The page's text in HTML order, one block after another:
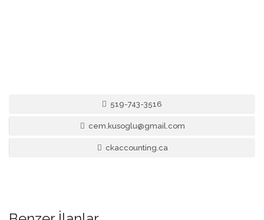
519-743-3516
cem.kusoglu@gmail.com
ckaccounting.ca